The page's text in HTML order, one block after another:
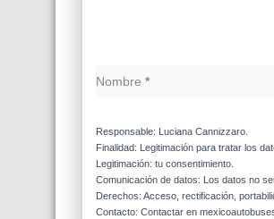
Nombre *
Responsable: Luciana Cannizzaro.
Finalidad: Legitimación para tratar los
Legitimación: tu consentimiento.
Comunicación de datos: Los datos no
Derechos: Acceso, rectificación,
Contacto: Contactar en